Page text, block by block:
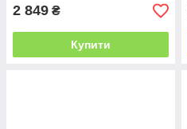
2 849 ₴
Купити